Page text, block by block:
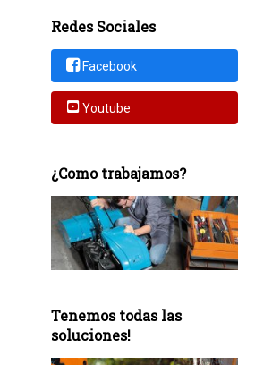
Redes Sociales
Facebook
Youtube
¿Como trabajamos?
Tenemos todas las
soluciones!